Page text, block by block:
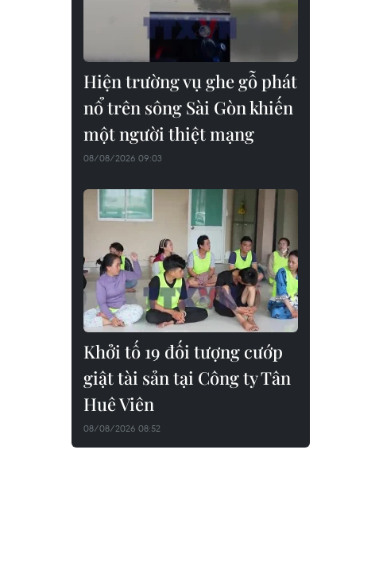
Hiện trường vụ ghe gỗ phát
nổ trên sông Sài Gòn khiến
một người thiệt mạng
08/08/2026 09:03
Khởi tố 19 đối tượng cướp
giật tài sản tại Công ty Tân
Huê Viên
08/08/2026 08:52